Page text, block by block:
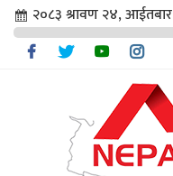
२०८३ श्रावण २४, आईतबार